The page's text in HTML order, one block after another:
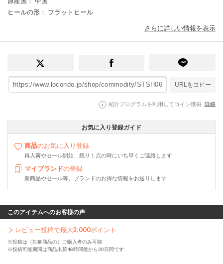
ヒールの形 ： フラットヒール
さらに詳しい情報を表示
URLをコピー
紹介プログラムを利用してコイン獲得 詳細
お気に入り登録ガイド
商品のお気に入り登録
再入荷やセール開始、残り１点の時にいち早くご連絡します
マイブランドの登録
新商品やセール等、ブランドのお得な情報をお送りします
このアイテムへのお客様の声
レビュー投稿で最大2,000ポイント
※投稿は（対象商品の）ご購入者のみ可能
※投稿可能期間は商品出荷48時間後から30日間です